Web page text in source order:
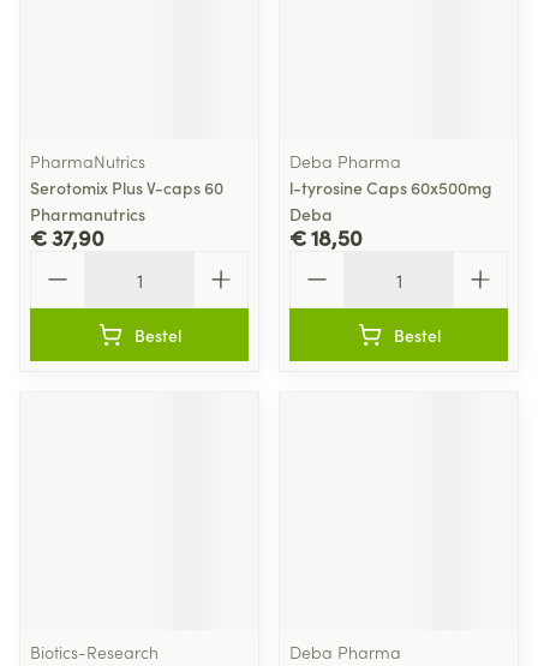
PharmaNutrics
Serotomix Plus V-caps 60
Pharmanutrics
€ 37,90
Bestel
Deba Pharma
l-tyrosine Caps 60x500mg
Deba
€ 18,50
Bestel
Biotics-Research
Deba Pharma